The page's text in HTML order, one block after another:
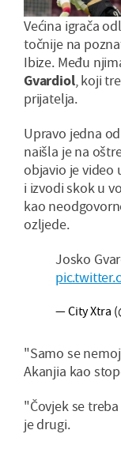
Većina igrača
točnije na
Ibize. Među
Gvardiol, koji
prijatelja.
Upravo jedna
naišla je na
objavio je video
i izvodi skok u
kao
ozljede.
Josko
— City Xtra
"Samo se
Akanjia kao
"Čovjek se
je drugi.